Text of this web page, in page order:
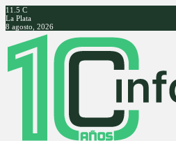
11.5 C
La Plata
8 agosto, 2026
Facebook
Twitter
Instagram
Youtube